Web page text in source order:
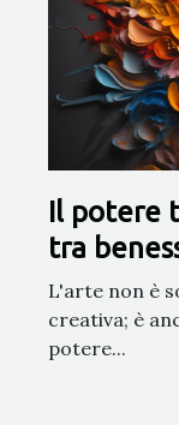
Il potere
tra
L'arte non è
creativa; è
potere...